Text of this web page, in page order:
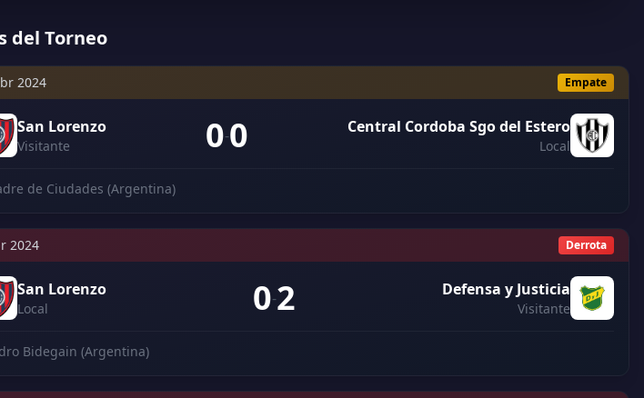
del Torneo
2024 Empate
San Lorenzo
Visitante 0-0 Central Cordoba Sgo del Estero
Local
de Ciudades (Argentina)
2024 Derrota
San Lorenzo
Local 0-2 Defensa y Justicia
Visitante
Bidegain (Argentina)